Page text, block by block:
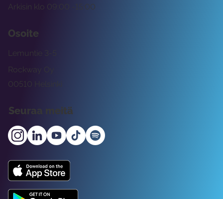
Arkisin klo 09:00 -15:00
Osoite
Rockway Oy
Lemuntie 3-5
00510 Helsinki
Seuraa meitä